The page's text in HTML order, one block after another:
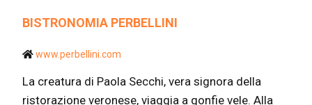
BISTRONOMIA PERBELLINI
www.perbellini.com
La creatura di Paola Secchi, vera signora della
ristorazione veronese, viaggia a gonfie vele. Alla